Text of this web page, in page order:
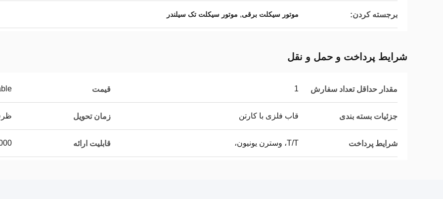
برجسته کردن: موتور سیکلت برقی, موتور سیکلت تک سیلندر
شرایط پرداخت و حمل و نقل
مقدار حداقل تعداد سفارش 1 قیمت
جزئیات بسته بندی قاب فلزی با کارتن زمان تحویل ظرف
شرایط پرداخت T/T، وسترن یونیون، قابلیت ارائه 1000